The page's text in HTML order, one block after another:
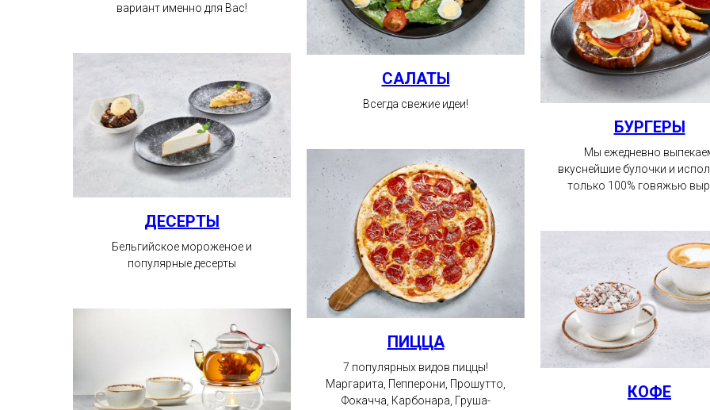
вариант именно для Вас!
САЛАТЫ
Всегда свежие идеи!
БУРГЕРЫ
Мы ежедневно
вкуснейшие булочки и
только 100% говяжью
ДЕСЕРТЫ
Бельгийское мороженое и
популярные десерты
ПИЦЦА
7 популярных видов пиццы!
Маргарита, Пепперони, Прошутто,
Фокачча, Карбонара, Груша-
КОФЕ